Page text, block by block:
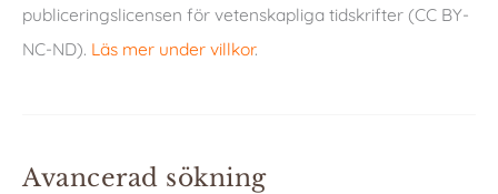
publiceringslicensen för vetenskapliga tidskrifter (CC BY-
NC-ND). Läs mer under villkor.
Avancerad sökning